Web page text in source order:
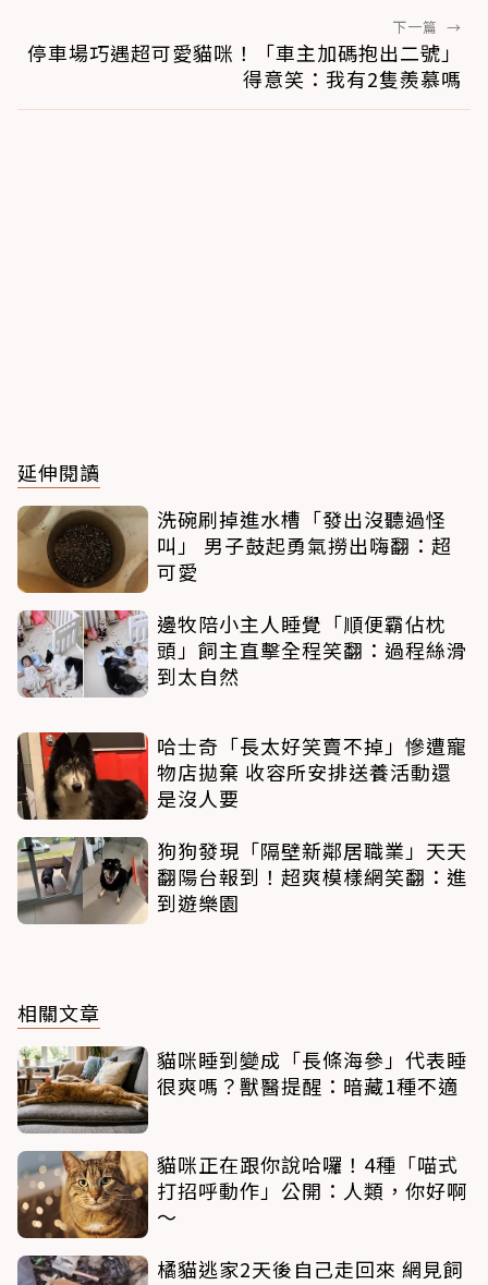
下一篇 →
停車場巧遇超可愛貓咪！「車主加碼抱出二號」
得意笑：我有2隻羨慕嗎
延伸閱讀
洗碗刷掉進水槽「發出沒聽過怪
叫」 男子鼓起勇氣撈出嗨翻：超
可愛
邊牧陪小主人睡覺「順便霸佔枕
頭」飼主直擊全程笑翻：過程絲滑
到太自然
哈士奇「長太好笑賣不掉」慘遭寵
物店拋棄 收容所安排送養活動還
是沒人要
狗狗發現「隔壁新鄰居職業」天天
翻陽台報到！超爽模樣網笑翻：進
到遊樂園
相關文章
貓咪睡到變成「長條海參」代表睡
很爽嗎？獸醫提醒：暗藏1種不適
貓咪正在跟你說哈囉！4種「喵式
打招呼動作」公開：人類，你好啊
～
橘貓逃家2天後自己走回來 網見飼